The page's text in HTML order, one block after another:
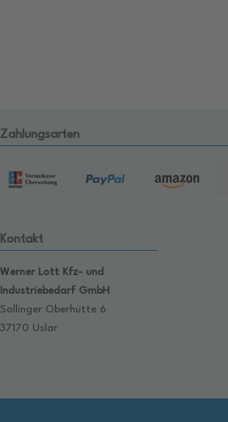
Zahlungsarten
Kontakt
Werner Lott Kfz- und
Industriebedarf GmbH
Sollinger Oberhütte 6
37170 Uslar